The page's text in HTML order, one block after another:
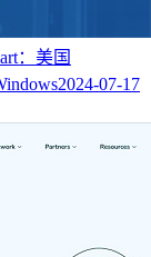
：美国
2024-07-17